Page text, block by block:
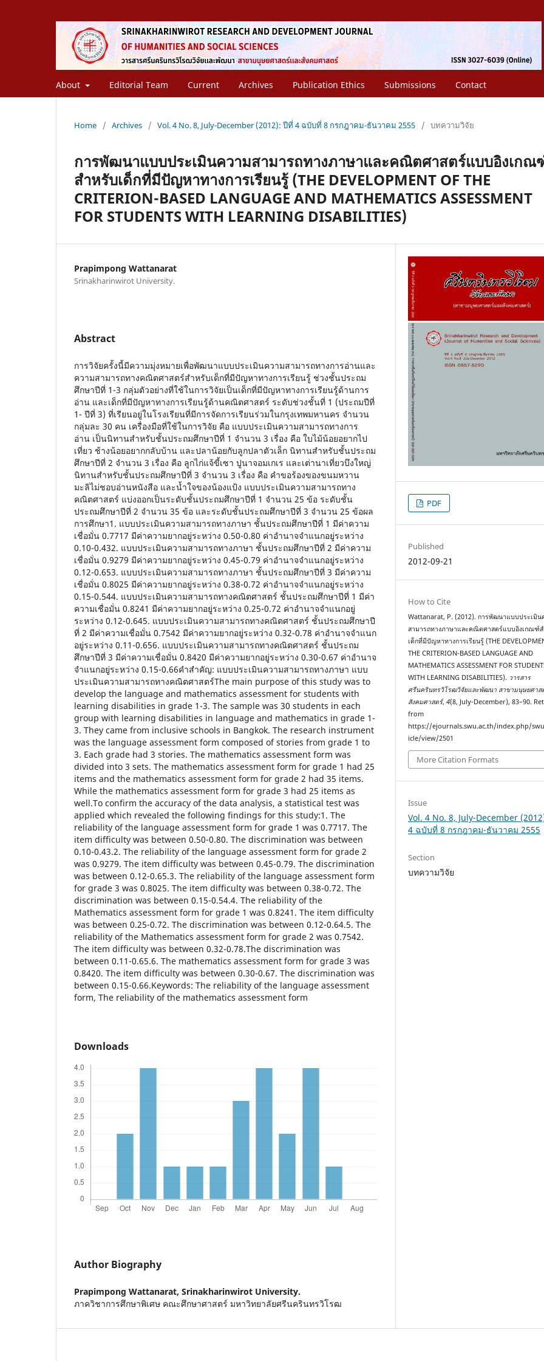
About Editorial Team Current Archives Publication Ethics Submissions Contact
Home / Archives / Vol. 4 No. 8, July-December (2012): ปีที่ 4 ฉบับที่ 8 กรกฎาคม-ธันวาคม 2555 / บทความวิจัย
การพัฒนาแบบประเมินความสามารถทางภาษาและคณิตศาสตร์แบบอิงเกณ
สำหรับเด็กที่มีปัญหาทางการเรียนรู้ (THE DEVELOPMENT OF THE
CRITERION-BASED LANGUAGE AND MATHEMATICS ASSESSMENT
FOR STUDENTS WITH LEARNING DISABILITIES)
Prapimpong Wattanarat
Srinakharinwirot University.
Abstract
การวิจัยครั้งนี้มีความมุ่งหมายเพื่อพัฒนาแบบประเมินความสามารถทางการอ่านและ
ความสามารถทางคณิตศาสตร์สำหรับเด็กที่มีปัญหาทางการเรียนรู้ ช่วงชั้นประถม
ศึกษาปีที่ 1-3 กลุ่มตัวอย่างที่ใช้ในการวิจัยเป็นเด็กที่มีปัญหาทางการเรียนรู้ด้านการ
อ่าน และเด็กที่มีปัญหาทางการเรียนรู้ด้านคณิตศาสตร์ ระดับช่วงชั้นที่ 1 (ประถมปีที่
1- ปีที่ 3) ที่เรียนอยู่ในโรงเรียนที่มีการจัดการเรียนร่วมในกรุงเทพมหานคร จำนวน
กลุ่มละ 30 คน เครื่องมือที่ใช้ในการวิจัย คือ แบบประเมินความสามารถทางการ
อ่าน เป็นนิทานสำหรับชั้นประถมศึกษาปีที่ 1 จำนวน 3 เรื่อง คือ ใบไม้น้อยอยากไป
เที่ยว ช้างน้อยอยากกลับบ้าน และปลาน้อยกับลูกปลาตัวเล็ก นิทานสำหรับชั้นประถม
ศึกษาปีที่ 2 จำนวน 3 เรื่อง คือ ลูกไก่แจ้ขี้เซา ปูนาจอมเกเร และเต่านาเที่ยวบึงใหญ่
นิทานสำหรับชั้นประถมศึกษาปีที่ 3 จำนวน 3 เรื่อง คือ คำขอร้องของขนมหวาน
มะลิไม่ชอบอ่านหนังสือ และน้ำใจของน้องแป้ง แบบประเมินความสามารถทาง
คณิตศาสตร์ แบ่งออกเป็นระดับชั้นประถมศึกษาปีที่ 1 จำนวน 25 ข้อ ระดับชั้น
ประถมศึกษาปีที่ 2 จำนวน 35 ข้อ และระดับชั้นประถมศึกษาปีที่ 3 จำนวน 25 ข้อผล
การศึกษา1. แบบประเมินความสามารถทางภาษา ชั้นประถมศึกษาปีที่ 1 มีค่าความ
เชื่อมั่น 0.7717 มีค่าความยากอยู่ระหว่าง 0.50-0.80 ค่าอำนาจจำแนกอยู่ระหว่าง
0.10-0.432. แบบประเมินความสามารถทางภาษา ชั้นประถมศึกษาปีที่ 2 มีค่าความ
เชื่อมั่น 0.9279 มีค่าความยากอยู่ระหว่าง 0.45-0.79 ค่าอำนาจจำแนกอยู่ระหว่าง
0.12-0.653. แบบประเมินความสามารถทางภาษา ชั้นประถมศึกษาปีที่ 3 มีค่าความ
เชื่อมั่น 0.8025 มีค่าความยากอยู่ระหว่าง 0.38-0.72 ค่าอำนาจจำแนกอยู่ระหว่าง
0.15-0.544. แบบประเมินความสามารถทางคณิตศาสตร์ ชั้นประถมศึกษาปีที่ 1 มีค่า
ความเชื่อมั่น 0.8241 มีค่าความยากอยู่ระหว่าง 0.25-0.72 ค่าอำนาจจำแนกอยู่
ระหว่าง 0.12-0.645. แบบประเมินความสามารถทางคณิตศาสตร์ ชั้นประถมศึกษาปี
ที่ 2 มีค่าความเชื่อมั่น 0.7542 มีค่าความยากอยู่ระหว่าง 0.32-0.78 ค่าอำนาจจำแนก
อยู่ระหว่าง 0.11-0.656. แบบประเมินความสามารถทางคณิตศาสตร์ ชั้นประถม
ศึกษาปีที่ 3 มีค่าความเชื่อมั่น 0.8420 มีค่าความยากอยู่ระหว่าง 0.30-0.67 ค่าอำนาจ
จำแนกอยู่ระหว่าง 0.15-0.66คำสำคัญ: แบบประเมินความสามารถทางภาษา แบบ
ประเมินความสามารถทางคณิตศาสตร์The main purpose of this study was to
develop the language and mathematics assessment for students with
learning disabilities in grade 1-3. The sample was 30 students in each
group with learning disabilities in language and mathematics in grade 1-
3. They came from inclusive schools in Bangkok. The research instrument
was the language assessment form composed of stories from grade 1 to
3. Each grade had 3 stories. The mathematics assessment form was
divided into 3 sets. The mathematics assessment form for grade 1 had 25
items and the mathematics assessment form for grade 2 had 35 items.
While the mathematics assessment form for grade 3 had 25 items as
well.To confirm the accuracy of the data analysis, a statistical test was
applied which revealed the following findings for this study:1. The
reliability of the language assessment form for grade 1 was 0.7717. The
item difficulty was between 0.50-0.80. The discrimination was between
0.10-0.43.2. The reliability of the language assessment form for grade 2
was 0.9279. The item difficulty was between 0.45-0.79. The discrimination
was between 0.12-0.65.3. The reliability of the language assessment form
for grade 3 was 0.8025. The item difficulty was between 0.38-0.72. The
discrimination was between 0.15-0.54.4. The reliability of the
Mathematics assessment form for grade 1 was 0.8241. The item difficulty
was between 0.25-0.72. The discrimination was between 0.12-0.64.5. The
reliability of the Mathematics assessment form for grade 2 was 0.7542.
The item difficulty was between 0.32-0.78.The discrimination was
between 0.11-0.65.6. The mathematics assessment form for grade 3 was
0.8420. The item difficulty was between 0.30-0.67. The discrimination was
between 0.15-0.66.Keywords: The reliability of the language assessment
form, The reliability of the mathematics assessment form
Downloads
Author Biography
Prapimpong Wattanarat, Srinakharinwirot University.
ภาควิชาการศึกษาพิเศษ คณะศึกษาศาสตร์ มหาวิทยาลัยศรีนครินทรวิโรฒ
PDF
Published
2012-09-21
How to Cite
Wattanarat, P. (2012). การพัฒนาแบบประเมิน
สามารถทางภาษาและคณิตศาสตร์แบบอิงเกณฑ์
เด็กที่มีปัญหาทางการเรียนรู้ (THE
THE CRITERION-BASED LANGUAGE AND
MATHEMATICS ASSESSMENT FOR
WITH LEARNING DISABILITIES). วารสาร
ศรีนครินทรวิโรฒวิจัยและพัฒนา สาขามนุษยศาส
สังคมศาสตร์,4(8, July-December), 83–90.
from
https://ejournals.swu.ac.th/index.php/
icle/view/2501
More Citation Formats
Issue
Vol. 4 No. 8, July-December
4 ฉบับที่ 8 กรกฎาคม-ธันวาคม 2555
Section
บทความวิจัย